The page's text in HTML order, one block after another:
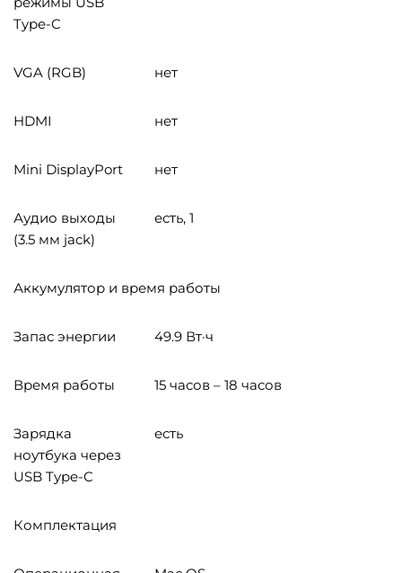
Type-C
VGA (RGB) нет
HDMI нет
Mini DisplayPort нет
Аудио выходы
(3.5 мм jack)
есть, 1
Аккумулятор и время работы
Запас энергии 49.9 Вт·ч
Время работы 15 часов – 18 часов
Зарядка
ноутбука через
USB Type-C
есть
Комплектация